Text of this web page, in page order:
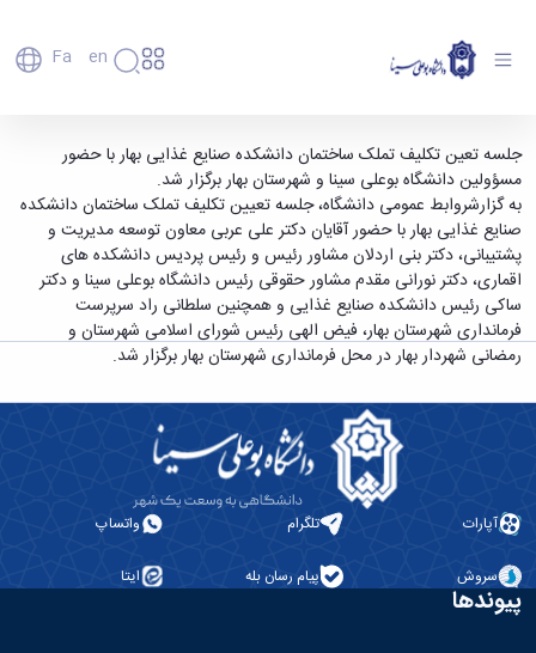
Fa En
دانشگاه
تاریخچه
و
معرفی
برنامه
راهبردی
دانشگاه
نقشه
دانشگاه
سازمان
دانشگاه
پشتیبانی
آموزشی
و
اعضای
هیأت
کارکنان
دانشجویان
فارغ
التحصیلان
دانشکده‌ها
پردیس
اصلی
مهندسی
کشاورزی
علوم
هنر
و
ارتباط
با ما
بین
Now
جلسه تعین تکلیف تملک ساختمان دانشکده
صنایع غذایی بهار برگزار شد - دانشگاه بوعلی سینا
همدان
جلسه تعین تکلیف تملک ساختمان دانشکده صنایع غذایی بهار با حضور
مسؤولین دانشگاه بوعلی سینا و شهرستان بهار برگزار شد.
به گزارشروابط عمومی دانشگاه، جلسه تعیین تکلیف تملک ساختمان دانشکده
صنایع غذایی بهار با حضور آقایان دکتر علی عربی معاون توسعه مدیریت و
پشتیبانی، دکتر بنی اردلان مشاور رئیس و رئیس پردیس دانشکده های
اقماری، دکتر نورانی مقدم مشاور حقوقی رئیس دانشگاه بوعلی سینا و دکتر
ساکی رئیس دانشکده صنایع غذایی و همچنین سلطانی راد سرپرست
فرمانداری شهرستان بهار، فیض الهی رئیس شورای اسلامی شهرستان و
رمضانی شهردار بهار در محل فرمانداری شهرستان بهار برگزار شد.
آپارات تلگرام واتساپ
سروش پیام رسان بله ایتا
پیوندها